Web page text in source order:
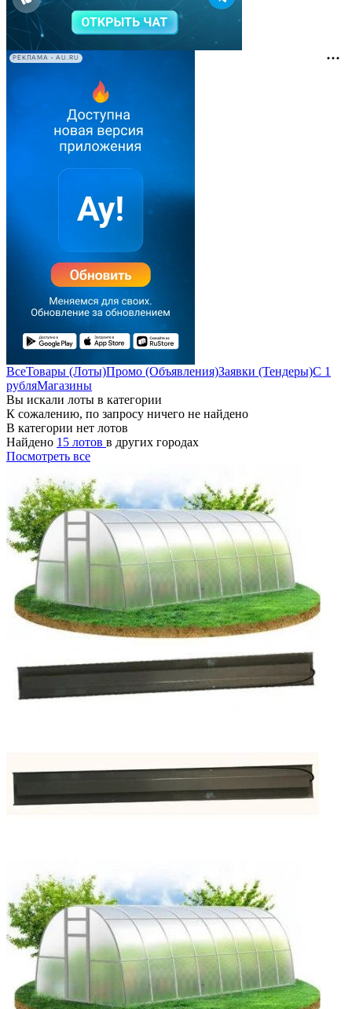
РЕКЛАМА • AU.RU
ВсеТовары (Лоты)Промо (Объявления)Заявки (Тендеры)С 1
рубляМагазины
Вы искали лоты в категории
К сожалению, по запросу ничего не найдено
В категории нет лотов
Найдено 15 лотов в других городах
Посмотреть все